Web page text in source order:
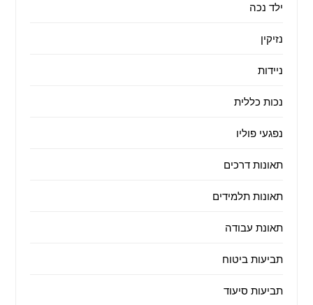
ילד נכה
נזיקין
ניידות
נכות כללית
נפגעי פוליו
תאונות דרכים
תאונות תלמידים
תאונת עבודה
תביעות ביטוח
תביעות סיעוד